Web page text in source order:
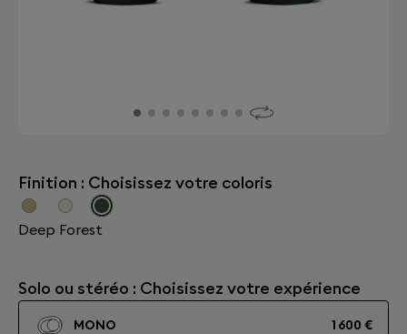
Finition : Choisissez votre coloris
Deep Forest
Solo ou stéréo : Choisissez votre expérience
MONO 1 600 €